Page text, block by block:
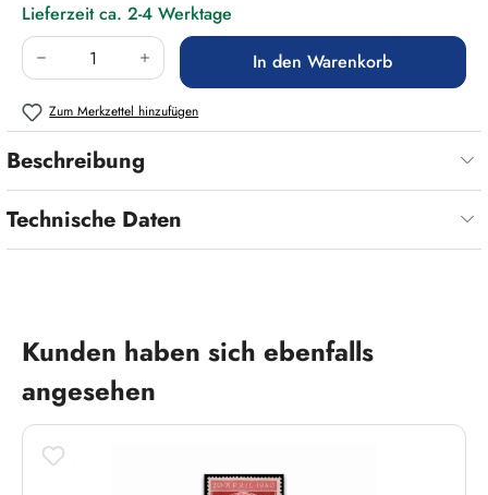
Lieferzeit ca. 2-4 Werktage
Produkt Anzahl: Gib den gewünschten Wert
In den Warenkorb
Zum Merkzettel hinzufügen
Beschreibung
Technische Daten
Produktgalerie überspringen
Kunden haben sich ebenfalls
angesehen